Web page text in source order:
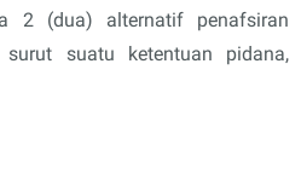
2 (dua) alternatif penafsiran
surut suatu ketentuan pidana,